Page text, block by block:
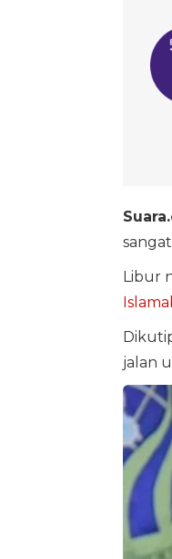
Libur
jalan